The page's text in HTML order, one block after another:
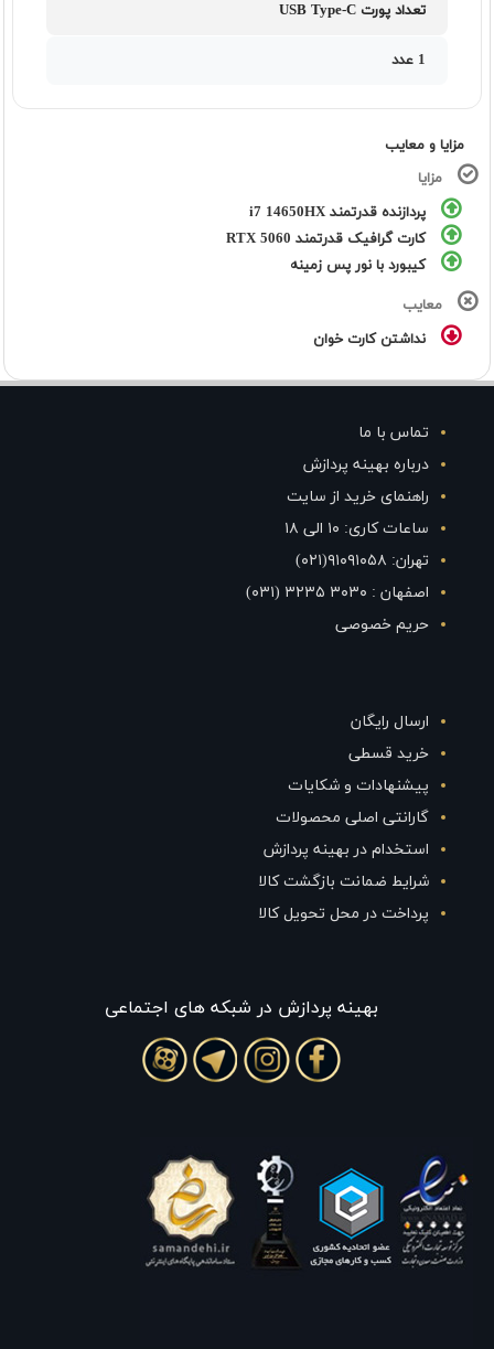
تعداد پورت USB Type-C
1 عدد
مزایا و معایب
مزایا
پردازنده قدرتمند i7 14650HX
کارت گرافیک قدرتمند RTX 5060
کیبورد با نور پس زمینه
معایب
نداشتن کارت خوان
تماس با ما
درباره بهینه پردازش
راهنمای خرید از سایت
ساعات کاری: ۱۰ الی ۱۸
تهران: ۹۱۰۹۱۰۵۸(۰۲۱)
اصفهان : ۳۰۳۰ ۳۲۳۵ (۰۳۱)
حریم خصوصی
ارسال رایگان
خرید قسطی
پیشنهادات و شکایات
گارانتی اصلی محصولات
استخدام در بهینه پردازش
شرایط ضمانت بازگشت کالا
پرداخت در محل تحویل کالا
بهينه پردازش در شبکه های اجتماعی